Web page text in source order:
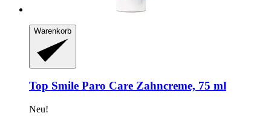
Warenkorb
Top Smile Paro Care Zahncreme, 75 ml
Neu!